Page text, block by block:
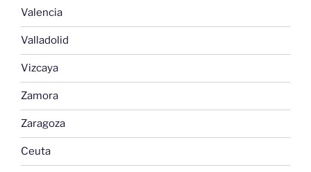
Valencia
Valladolid
Vizcaya
Zamora
Zaragoza
Ceuta